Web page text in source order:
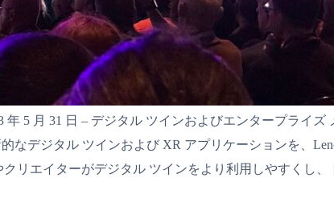
5 月 31 日 – デジタル ツインおよびエンタープライ
的なデジタル ツインおよび XR アプリケーションを、
リエイターがデジタル ツインをより利用しやすくし